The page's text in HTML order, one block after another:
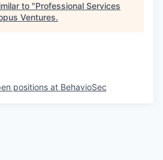
to "Professional Services
Ventures.
positions at BehavioSec